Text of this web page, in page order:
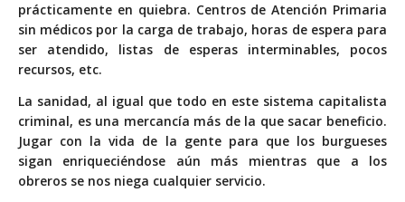
prácticamente en quiebra. Centros de Atención Primaria
sin médicos por la carga de trabajo, horas de espera para
ser atendido, listas de esperas interminables, pocos
recursos, etc.
La sanidad, al igual que todo en este sistema capitalista
criminal, es una mercancía más de la que sacar beneficio.
Jugar con la vida de la gente para que los burgueses
sigan enriqueciéndose aún más mientras que a los
obreros se nos niega cualquier servicio.